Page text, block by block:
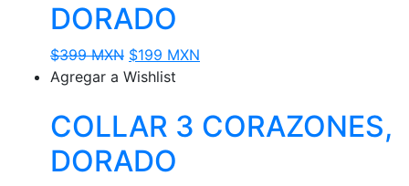
DORADO
$399 MXN Original
price
$399 MXN.
$199 MXN
$199 MXN.
Agregar a Wishlist
COLLAR 3 CORAZONES,
DORADO